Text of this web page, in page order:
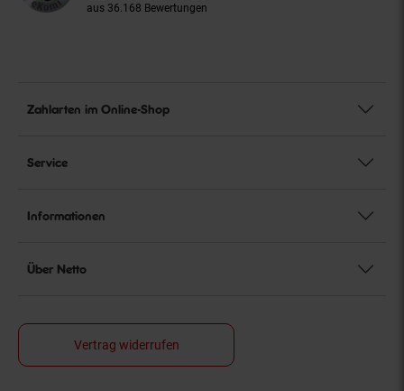
aus 36.168 Bewertungen
Zahlarten im Online-Shop
Service
Informationen
Über Netto
Vertrag widerrufen